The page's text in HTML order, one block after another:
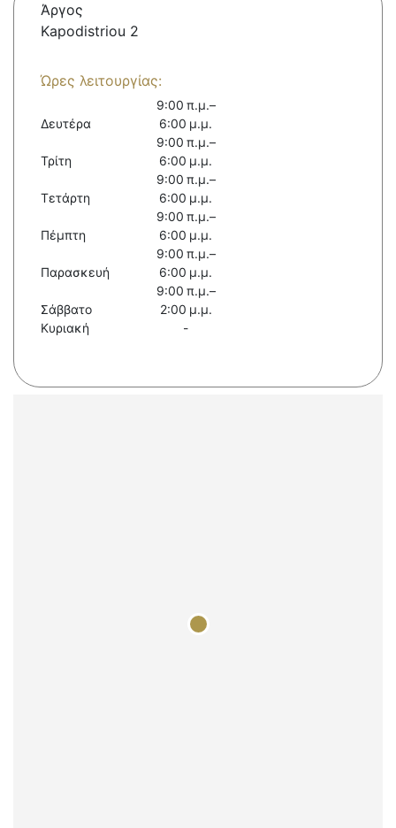
Άργος
Kapodistriou 2
Ώρες λειτουργίας:
Δευτέρα
9:00 π.μ.–
6:00 μ.μ.
Τρίτη
9:00 π.μ.–
6:00 μ.μ.
Τετάρτη
9:00 π.μ.–
6:00 μ.μ.
Πέμπτη
9:00 π.μ.–
6:00 μ.μ.
Παρασκευή
9:00 π.μ.–
6:00 μ.μ.
Σάββατο
9:00 π.μ.–
2:00 μ.μ.
Κυριακή
-